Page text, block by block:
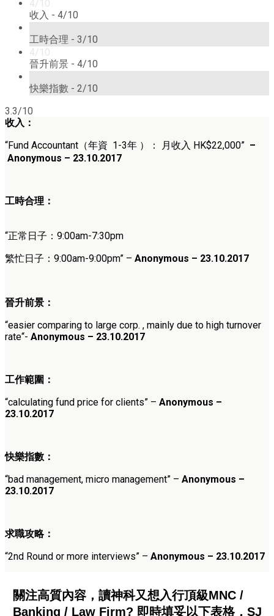
4/10
收入 - 4/10
工時合理 - 3/10
4/10
晉升前景 - 4/10
快樂指數 - 2/10
3.3/10
收入：
“Fund Accountant （年資 1-3年 ）： 月收入 HK$22,000” –
Anonymous – 23.10.2017
工時合理：
“正常日子： 9:00am-7:30pm
繁忙日子： 9:00am-9:00pm” – Anonymous – 23.10.2017
晉升前景：
“easier comparing to large corp. , mainly due to high turnover
rate“- Anonymous – 23.10.2017
工作範圍：
“calculating fund price for clients” – Anonymous –
23.10.2017
快樂指數：
“bad management, micro management” – Anonymous –
23.10.2017
求職攻略：
“2nd Round or more interviews” – Anonymous – 23.10.2017
關注高質內容，讀神科又想入行頂級MNC /
Banking / Law Firm? 即時填妥以下表格，SJ